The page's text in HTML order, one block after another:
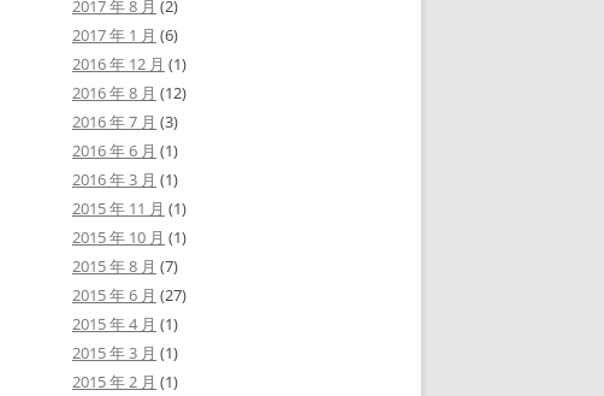
2017 年 8 月 (2)
2017 年 1 月 (6)
2016 年 12 月 (1)
2016 年 8 月 (12)
2016 年 7 月 (3)
2016 年 6 月 (1)
2016 年 3 月 (1)
2015 年 11 月 (1)
2015 年 10 月 (1)
2015 年 8 月 (7)
2015 年 6 月 (27)
2015 年 4 月 (1)
2015 年 3 月 (1)
2015 年 2 月 (1)